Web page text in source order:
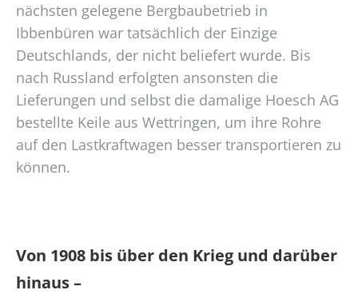
nächsten gelegene Bergbaubetrieb in
Ibbenbüren war tatsächlich der Einzige
Deutschlands, der nicht beliefert wurde. Bis
nach Russland erfolgten ansonsten die
Lieferungen und selbst die damalige Hoesch AG
bestellte Keile aus Wettringen, um ihre Rohre
auf den Lastkraftwagen besser transportieren zu
können.
Von 1908 bis über den Krieg und darüber
hinaus–